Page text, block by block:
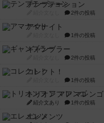
テンプテーション
2件の投稿
アマナイト
1件の投稿
ギャンブラー
2件の投稿
コレクト！
1件の投稿
トリオンフ ア マレンゴ
紹介文あり 1件の投稿
エレメンツ